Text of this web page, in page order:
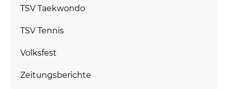
TSV Taekwondo
TSV Tennis
Volksfest
Zeitungsberichte